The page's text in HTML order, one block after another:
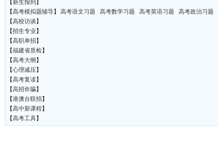
【新生报到 】
【高考模拟题辅导】 高考语文习题 高考数学习题 高考英语习题
高考政治习题
【高校访谈 】
【招生专业 】
【高职单招 】
【福建省质检】
【高考大纲 】
【心理减压】
【高考复读】
【高招诈骗】
【港澳台联招 】
【高中新课程 】
【高考工具】